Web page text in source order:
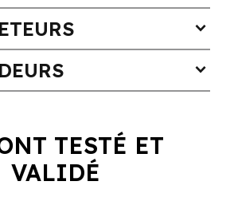
expand_more
expand_more
TESTÉ ET
VALIDÉ